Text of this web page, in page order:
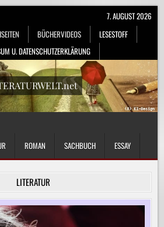
BÜCHERVIDEOS
LESESTOFF
U. DATENSCHUTZERKLÄRUNG
7. AUGUST 2026
ROMAN SACHBUCH ESSAY
LITERATUR